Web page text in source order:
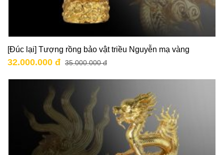
[Đúc lại] Tượng rồng bảo vật triều Nguyễn mạ vàng
32.000.000 đ 35.000.000 đ